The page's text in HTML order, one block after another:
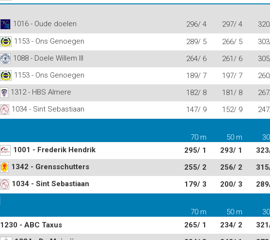
1016 - Oude doelen 296/ 4 297/ 4
1153 - Ons Genoegen 289/ 5 266/ 5
1088 - Doele Willem III 264/ 6 261/ 6
1153 - Ons Genoegen 189/ 7 197/ 7
1312 - HBS Almere 182/ 8 181/ 8
1034 - Sint Sebastiaan 147/ 9 152/ 9
70 m 50 m
1001 - Frederik Hendrik 295/ 1 293/ 1
1342 - Grensschutters 255/ 2 256/ 2
1034 - Sint Sebastiaan 179/ 3 200/ 3
70 m 50 m
1230 - ABC Taxus 265/ 1 234/ 2